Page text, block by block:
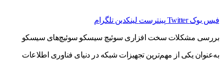
فیس بوک Twitter پینترست لینکدین تلگرام
بررسی مشکلات سخت افزاری سوئیچ سیسکو سوئیچ‌های سیسکو
به‌عنوان یکی از مهم‌ترین تجهیزات شبکه در دنیای فناوری اطلاعات